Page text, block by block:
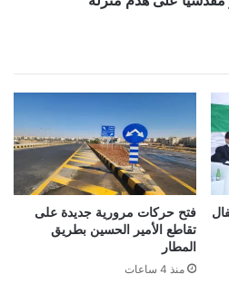
فتح حركات مرورية جديدة على
تقاطع الأمير الحسين بطريق
المطار
منذ 4 ساعات